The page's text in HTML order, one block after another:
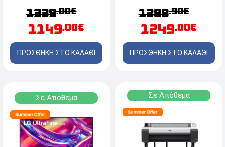
Interactive - 9 x IEC, USB,
Serial, SmartConnect
1339.00€
1149.00€
ΠΡΟΣΘΗΚΗ ΣΤΟ ΚΑΛΑΘΙ
Ryzen™ 7 260 - 16GB
RAM - 1TB SSD M.2 -
RTX™ 5060 8GB -
Windows 11 Home +
ΔΩΡΟ Τσάντα πλάτης
Laptop Gigabyte Aorus 16
1288.90€
1249.00€
ΠΡΟΣΘΗΚΗ ΣΤΟ ΚΑΛΑΘΙ
Σε Απόθεμα Σε Απόθεμα